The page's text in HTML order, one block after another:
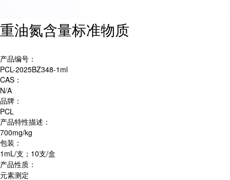
重油氮含量标准物质
产品编号：
PCL-2025BZ348-1ml
CAS：
N/A
品牌：
PCL
产品特性描述：
700mg/kg
包装：
1mL/支；10支/盒
产品性质：
元素测定